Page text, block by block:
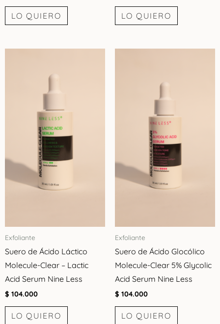
LO QUIERO LO QUIERO
Exfoliante
Suero de Ácido Láctico
Molecule-Clear – Lactic
Acid Serum Nine Less
$ 104.000
LO QUIERO
Exfoliante
Suero de Ácido Glocólico
Molecule-Clear 5% Glycolic
Acid Serum Nine Less
$ 104.000
LO QUIERO